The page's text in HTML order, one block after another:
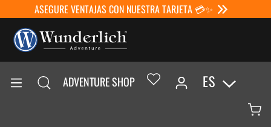
ASEGURE VENTAJAS CON NUESTRA TARJETA 💳✨
ADVENTURE SHOP ES